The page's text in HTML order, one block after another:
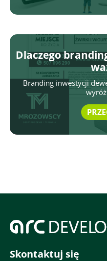
Dlaczego
Branding inwestycji
Skontaktuj się